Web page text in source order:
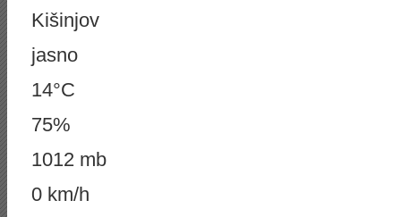
Kišinjov
jasno
14°C
75%
1012 mb
0 km/h